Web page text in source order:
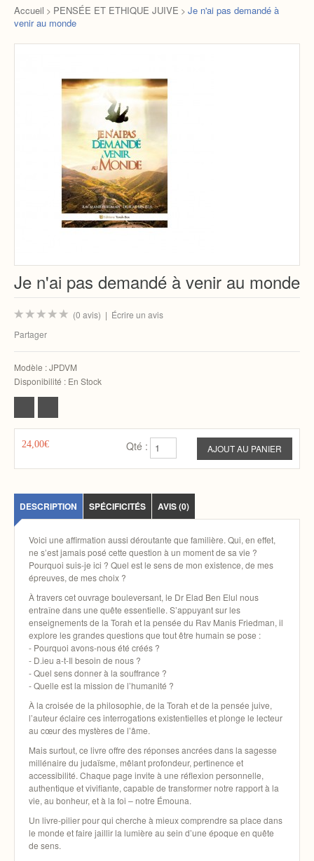
Accueil > PENSÉE ET ETHIQUE JUIVE > Je n'ai pas demandé à
venir au monde
Je n'ai pas demandé à venir au monde
(0 avis) | Écrire un avis
Partager
Modèle :JPDVM
Disponibilité : En Stock
24,00€ Qté :
DESCRIPTION SPÉCIFICITÉS AVIS (0)
Voici une affirmation aussi déroutante que familière. Qui, en effet,
ne s’est jamais posé cette question à un moment de sa vie ?
Pourquoi suis-je ici ? Quel est le sens de mon existence, de mes
épreuves, de mes choix ?
À travers cet ouvrage bouleversant, le Dr Elad Ben Elul nous
entraîne dans une quête essentielle. S’appuyant sur les
enseignements de la Torah et la pensée du Rav Manis Friedman, il
explore les grandes questions que tout être humain se pose :
- Pourquoi avons-nous été créés ?
- D.ieu a-t-Il besoin de nous ?
- Quel sens donner à la souffrance ?
- Quelle est la mission de l’humanité ?
À la croisée de la philosophie, de la Torah et de la pensée juive,
l’auteur éclaire ces interrogations existentielles et plonge le lecteur
au cœur des mystères de l’âme.
Mais surtout, ce livre offre des réponses ancrées dans la sagesse
millénaire du judaïsme, mêlant profondeur, pertinence et
accessibilité. Chaque page invite à une réflexion personnelle,
authentique et vivifiante, capable de transformer notre rapport à la
vie, au bonheur, et à la foi – notre Émouna.
Un livre-pilier pour qui cherche à mieux comprendre sa place dans
le monde et faire jaillir la lumière au sein d’une époque en quête
de sens.